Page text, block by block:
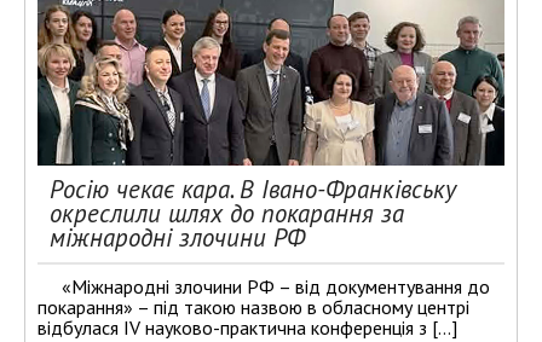
Росію чекає кара. В Івано-Франківську
окреслили шлях до покарання за
міжнародні злочини РФ
«Міжнародні злочини РФ – від документування до
покарання» – під такою назвою в обласному центрі
відбулася IV науково-практична конференція з […]